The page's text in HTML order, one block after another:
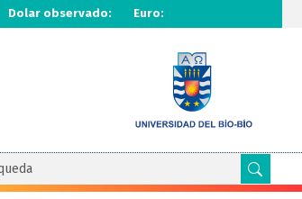
Dolar observado: Euro: